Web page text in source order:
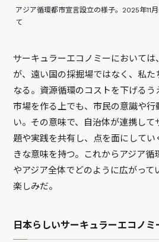
アジア循環都市宣言設立の様子。2025年11
て
サーキュラーエコノミーにおいて
が、遠い国の採掘場ではなく、私た
なる。資源循環のコストを下げる
市場を作る上でも、市民の意識や
い。その意味で、自治体が連携し
題や実践を共有し、点を面にして
きな意味を持つ。これからアジア
やアジア全体でどのように広がって
楽しみだ。
日本らしいサーキュラーエコノミ